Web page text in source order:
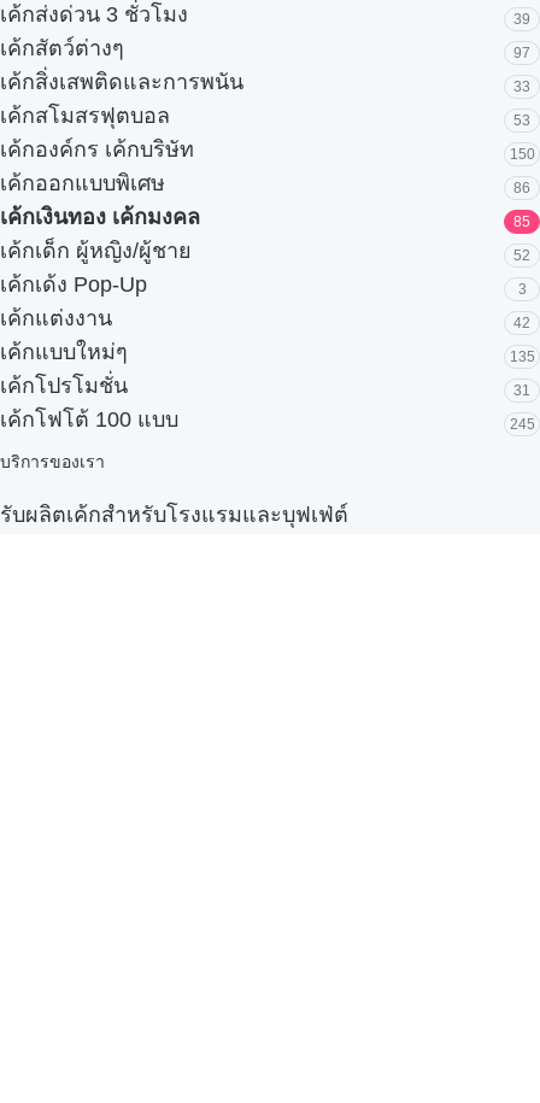
เค้กส่งด่วน 3 ชั่วโมง 39
เค้กสัตว์ต่างๆ 97
เค้กสิ่งเสพติดและการพนัน 33
เค้กสโมสรฟุตบอล 53
เค้กองค์กร เค้กบริษัท 150
เค้กออกแบบพิเศษ 86
เค้กเงินทอง เค้กมงคล 85
เค้กเด็ก ผู้หญิง/ผู้ชาย 52
เค้กเด้ง Pop-Up 3
เค้กแต่งงาน 42
เค้กแบบใหม่ๆ 135
เค้กโปรโมชั่น 31
เค้กโฟโต้ 100 แบบ 245
บริการของเรา
รับผลิตเค้กสำหรับโรงแรมและบุฟเฟ่ต์